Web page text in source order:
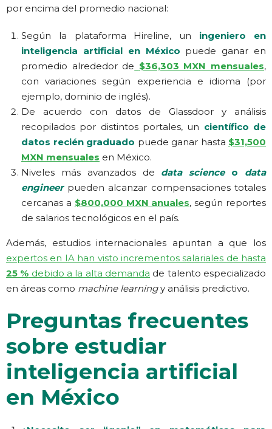
por encima del promedio nacional:
Según la plataforma Hireline, un ingeniero en
inteligencia artificial en México puede ganar en
promedio alrededor de $36,303 MXN mensuales,
con variaciones según experiencia e idioma (por
ejemplo, dominio de inglés).
De acuerdo con datos de Glassdoor y análisis
recopilados por distintos portales, un científico de
datos recién graduado puede ganar hasta $31,500
MXN mensuales en México.
Niveles más avanzados de data scienceo data
engineerpueden alcanzar compensaciones totales
cercanas a $800,000 MXN anuales, según reportes
de salarios tecnológicos en el país.
Además, estudios internacionales apuntan a que los
expertos en IA han visto incrementos salariales de hasta
25 % debido a la alta demanda de talento especializado
en áreas como machine learningy análisis predictivo.
Preguntas frecuentes
sobre estudiar
inteligencia artificial
en México